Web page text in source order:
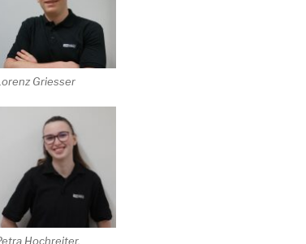
Griesser
Hochreiter,